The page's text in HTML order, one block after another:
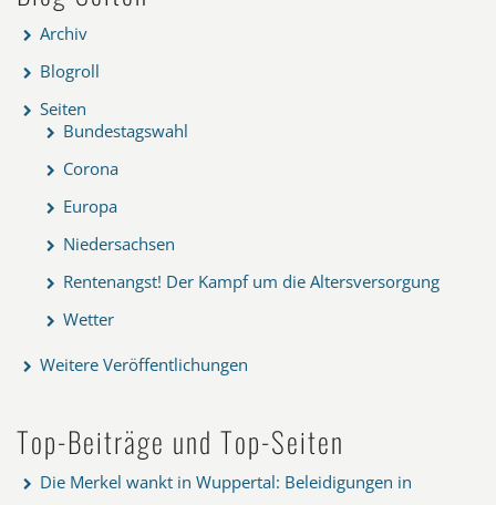
Archiv
Blogroll
Seiten
Bundestagswahl
Corona
Europa
Niedersachsen
Rentenangst! Der Kampf um die Altersversorgung
Wetter
Weitere Veröffentlichungen
Top-Beiträge und Top-Seiten
Die Merkel wankt in Wuppertal: Beleidigungen in